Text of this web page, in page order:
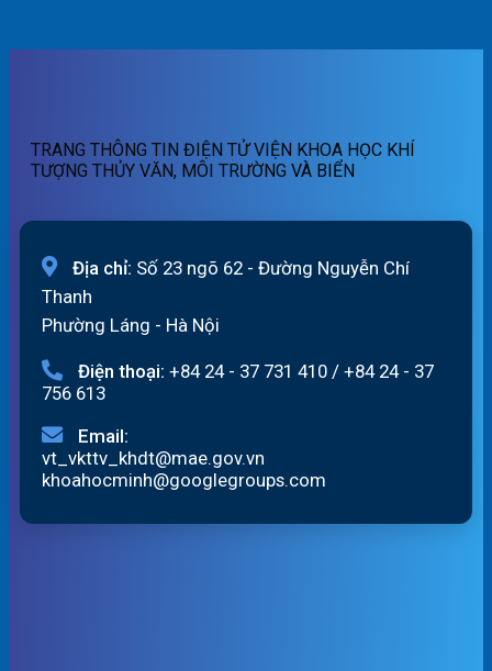
07/8/2026
01h
lũ
06/8/2026
dự
TRANG THÔNG TIN ĐIỆN TỬ VIỆN KHOA HỌC KHÍ
TƯỢNG THỦY VĂN, MÔI TRƯỜNG VÀ BIỂN
Địa chỉ: Số 23 ngõ 62 - Đường Nguyễn Chí
Thanh
Phường Láng - Hà Nội
Điện thoại: +84 24 - 37 731 410 / +84 24 - 37
756 613
Email:
vt_vkttv_khdt@mae.gov.vn
khoahocminh@googlegroups.com